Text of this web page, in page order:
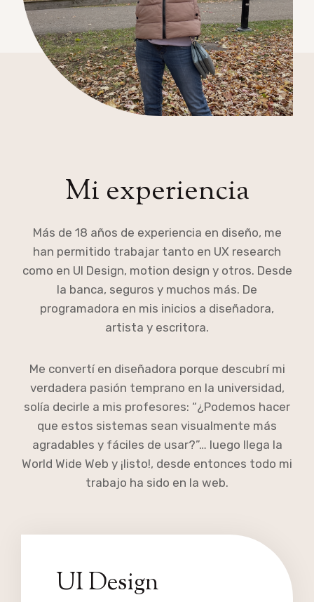
Mi experiencia
Más de 18 años de experiencia en diseño, me
han permitido trabajar tanto en UX research
como en UI Design, motion design y otros. Desde
la banca, seguros y muchos más. De
programadora en mis inicios a diseñadora,
artista y escritora.
Me convertí en diseñadora porque descubrí mi
verdadera pasión temprano en la universidad,
solía decirle a mis profesores: “¿Podemos hacer
que estos sistemas sean visualmente más
agradables y fáciles de usar?”… luego llega la
World Wide Web y ¡listo!, desde entonces todo mi
trabajo ha sido en la web.
UI Design